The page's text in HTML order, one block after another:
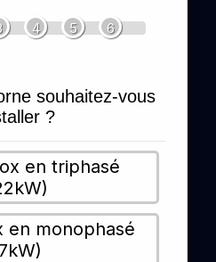
4 5 6
souhaitez-vous
?
en triphasé
en monophasé